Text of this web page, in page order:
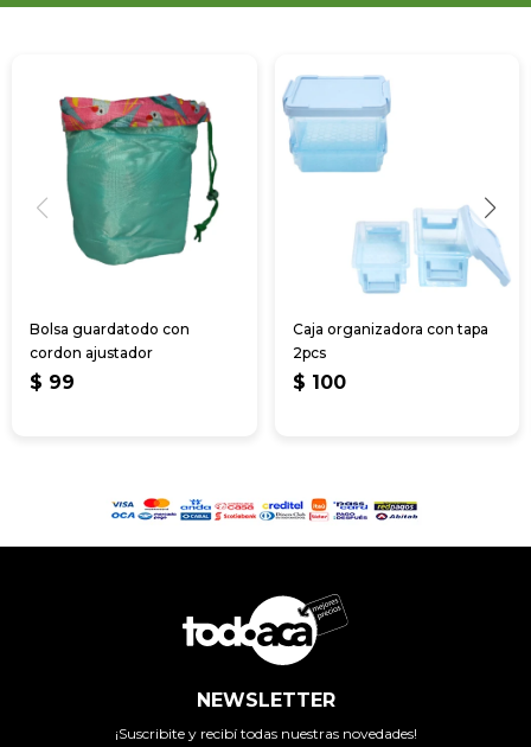
Bolsa guardatodo con
cordon ajustador
$ 99
Caja organizadora con tapa
2pcs
$ 100
NEWSLETTER
¡Suscribite y recibí todas nuestras novedades!